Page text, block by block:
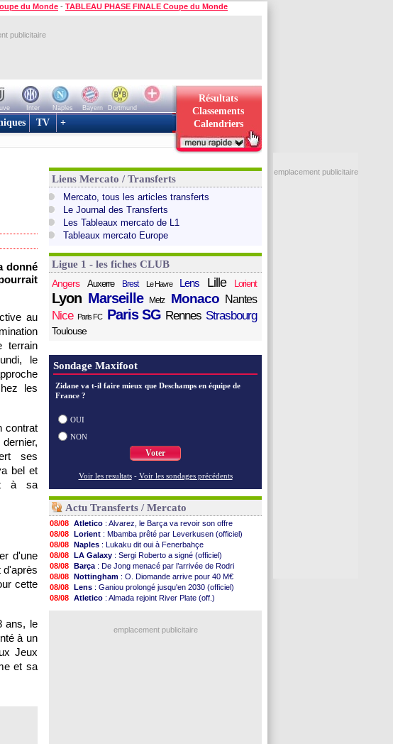
du Monde - TABLEAU PHASE FINALE Coupe du Monde
publicitaire
Inter Naples Bayern
Dortmund
Résultats
Classements
Calendriers
TV +
donné
au
terrain
le
les
contrat
ses
bel et
à sa
d'une
d'après
cette
ans, le
à un
Jeux
et sa
Liens Mercato / Transferts
Mercato, tous les articles transferts
Le Journal des Transferts
Les Tableaux mercato de L1
Tableaux mercato Europe
Ligue 1 - les fiches CLUB
Angers
Auxerre Brest Le Havre Lens Lille Lorient
Lyon Marseille Metz Monaco Nantes
Nice Paris FC Paris SG Rennes Strasbourg
Toulouse
Sondage Maxifoot
Zidane va t-il faire mieux que Deschamps en équipe de
France ?
OUI
NON
Voter
Voir les resultats - Voir les sondages précédents
Actu Transferts / Mercato
08/08 Atletico : Alvarez, le Barça va revoir son offre
08/08 Lorient : Mbamba prêté par Leverkusen (officiel)
08/08 Naples : Lukaku dit oui à Fenerbahçe
08/08 LA Galaxy : Sergi Roberto a signé (officiel)
08/08 Barça : De Jong menacé par l’arrivée de Rodri
08/08 Nottingham : O. Diomande arrive pour 40 M€
08/08 Lens : Ganiou prolongé jusqu'en 2030 (officiel)
08/08 Atletico : Almada rejoint River Plate (off.)
: la piste Goore en attaque
emplacement publicitaire
emplacement publicitaire